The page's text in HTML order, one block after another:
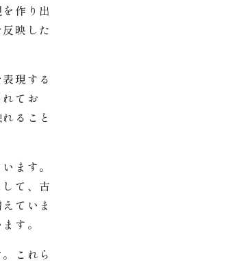
作り出
映した
現する
てお
ること
ます。
て、古
ていま
す。
これら